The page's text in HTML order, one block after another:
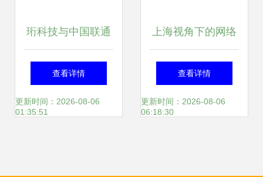
珩科技与中国联通
强强联手，共筑上
海智能车路协同新
查看详情
更新时间：2026-08-06
01:35:51
上海视角下的网络
安全攻防 技术较量
背后的利益博弈
查看详情
更新时间：2026-08-06
06:18:30